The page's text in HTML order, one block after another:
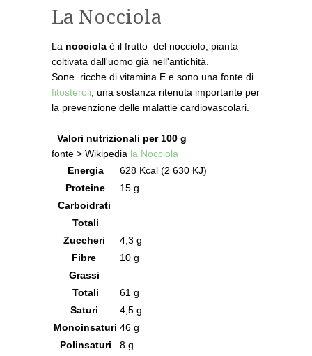
La Nocciola
La nocciola è il frutto del nocciolo, pianta
coltivata dall'uomo già nell'antichità.
Sone ricche di vitamina E e sono una fonte di
fitosteroli , una sostanza ritenuta importante per
la prevenzione delle malattie cardiovascolari.
Valori nutrizionali per 100 g
fonte > Wikipedia la Nocciola
Energia
628 Kcal (2 630 KJ)
Proteine
15 g
Carboidrati
Totali
Zuccheri
4,3 g
Fibre
10 g
Grassi
Totali
61 g
Saturi
4,5 g
Monoinsaturi 46 g
Polinsaturi
8 g